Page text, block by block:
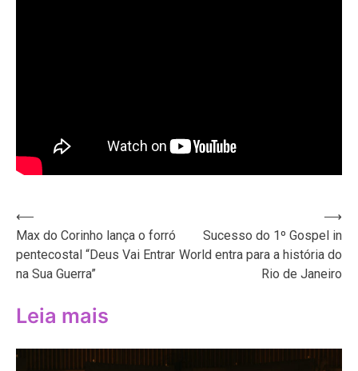
Navegação
de
Post
⟵
Max do Corinho lança o forró
pentecostal “Deus Vai Entrar
na Sua Guerra”
Sucesso do 1º Gospel in
World entra para a história do
Rio de Janeiro
⟶
Leia mais